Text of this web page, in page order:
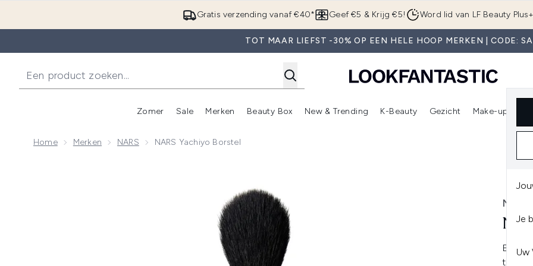
Overslaan naar de hoofdinhoud
Gratis verzending vanaf €40* Geef €5 & Krijg €5! Word lid van LF Beauty Plus+
TOT MAAR LIEFST -30% OP EEN HELE HOOP MERKEN | CODE:
Je
Uw
Zomer
Enter submenu (Zomer)
Sale
Enter submenu (Sale)
Merken
Enter submenu (Merken)
Beauty Box
Enter submenu (Beauty Box)
New & Trending
Enter submenu (New & Trending)
K-Beauty
Enter submenu (K-Beauty)
Gezicht Make-up
Home Merken NARS NARS Yachiyo Borstel
NARS
Een